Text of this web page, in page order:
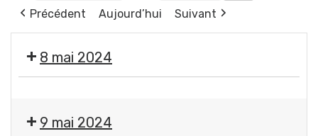
Précédent
Aujourd’hui Suivant
8 mai 2024
des9 mai 2024